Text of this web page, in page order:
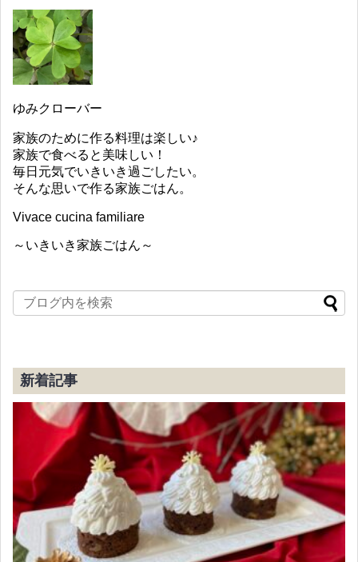
ゆみクローバー
家族のために作る料理は楽しい♪
家族で食べると美味しい！
毎日元気でいきいき過ごしたい。
そんな思いで作る家族ごはん。
Vivace cucina familiare
～いきいき家族ごはん～
新着記事